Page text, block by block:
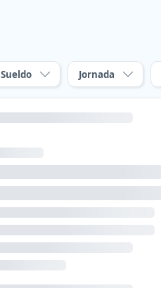
Sueldo Jornada